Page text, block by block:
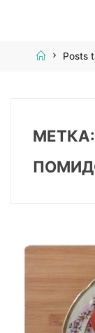
HomePosts
МЕТКА: